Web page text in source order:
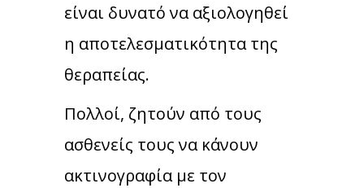
είναι δυνατό να αξιολογηθεί
η αποτελεσματικότητα της
θεραπείας.
Πολλοί, ζητούν από τους
ασθενείς τους να κάνουν
ακτινογραφία με τον